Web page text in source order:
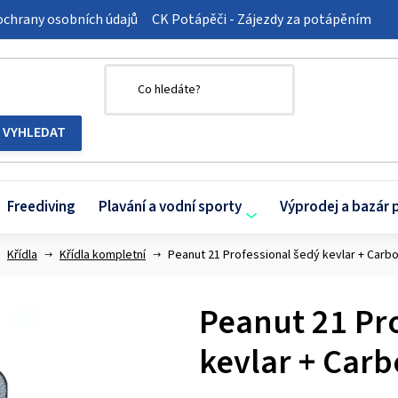
osobních údajů CK Potápěči - Zájezdy za potápěním
Freediving Plavání a vodní sporty Výprodej a bazár
Křídla Křídla kompletní Peanut 21 Professional šedý kevlar +
Peanut 21
kevlar +